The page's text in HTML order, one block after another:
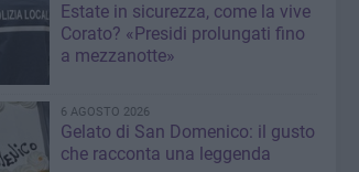
Estate in sicurezza, come la vive
Corato? «Presidi prolungati fino
a mezzanotte»
6 AGOSTO 2026
Gelato di San Domenico: il gusto
che racconta una leggenda